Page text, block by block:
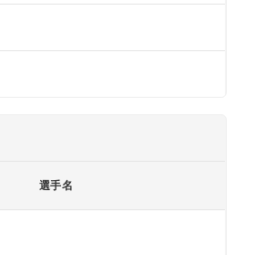
選手名